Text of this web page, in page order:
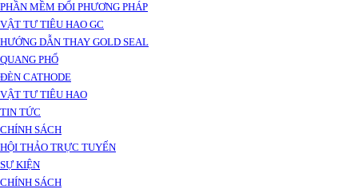
PHẦN MỀM ĐỔI PHƯƠNG PHÁP
VẬT TƯ TIÊU HAO GC
HƯỚNG DẪN THAY GOLD SEAL
QUANG PHỔ
ĐÈN CATHODE
VẬT TƯ TIÊU HAO
TIN TỨC
CHÍNH SÁCH
HỘI THẢO TRỰC TUYẾN
SỰ KIỆN
CHÍNH SÁCH